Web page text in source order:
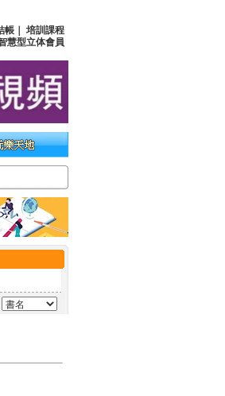
帳
培訓課程
慧型立体會員